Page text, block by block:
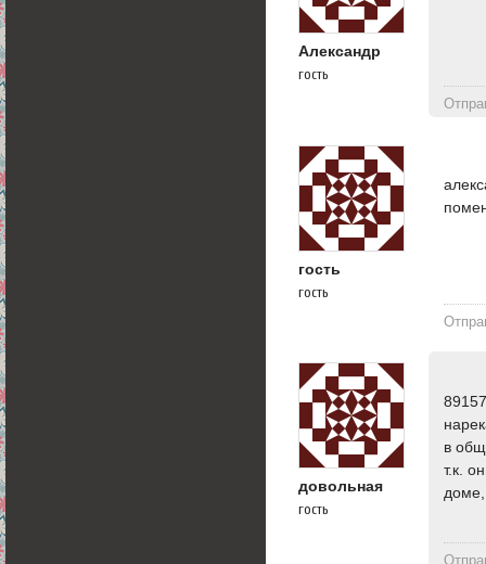
Александр
гость
гость
гость
довольная
гость
в
т.к.
доме,